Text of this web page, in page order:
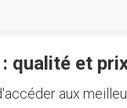
qualité et
aux